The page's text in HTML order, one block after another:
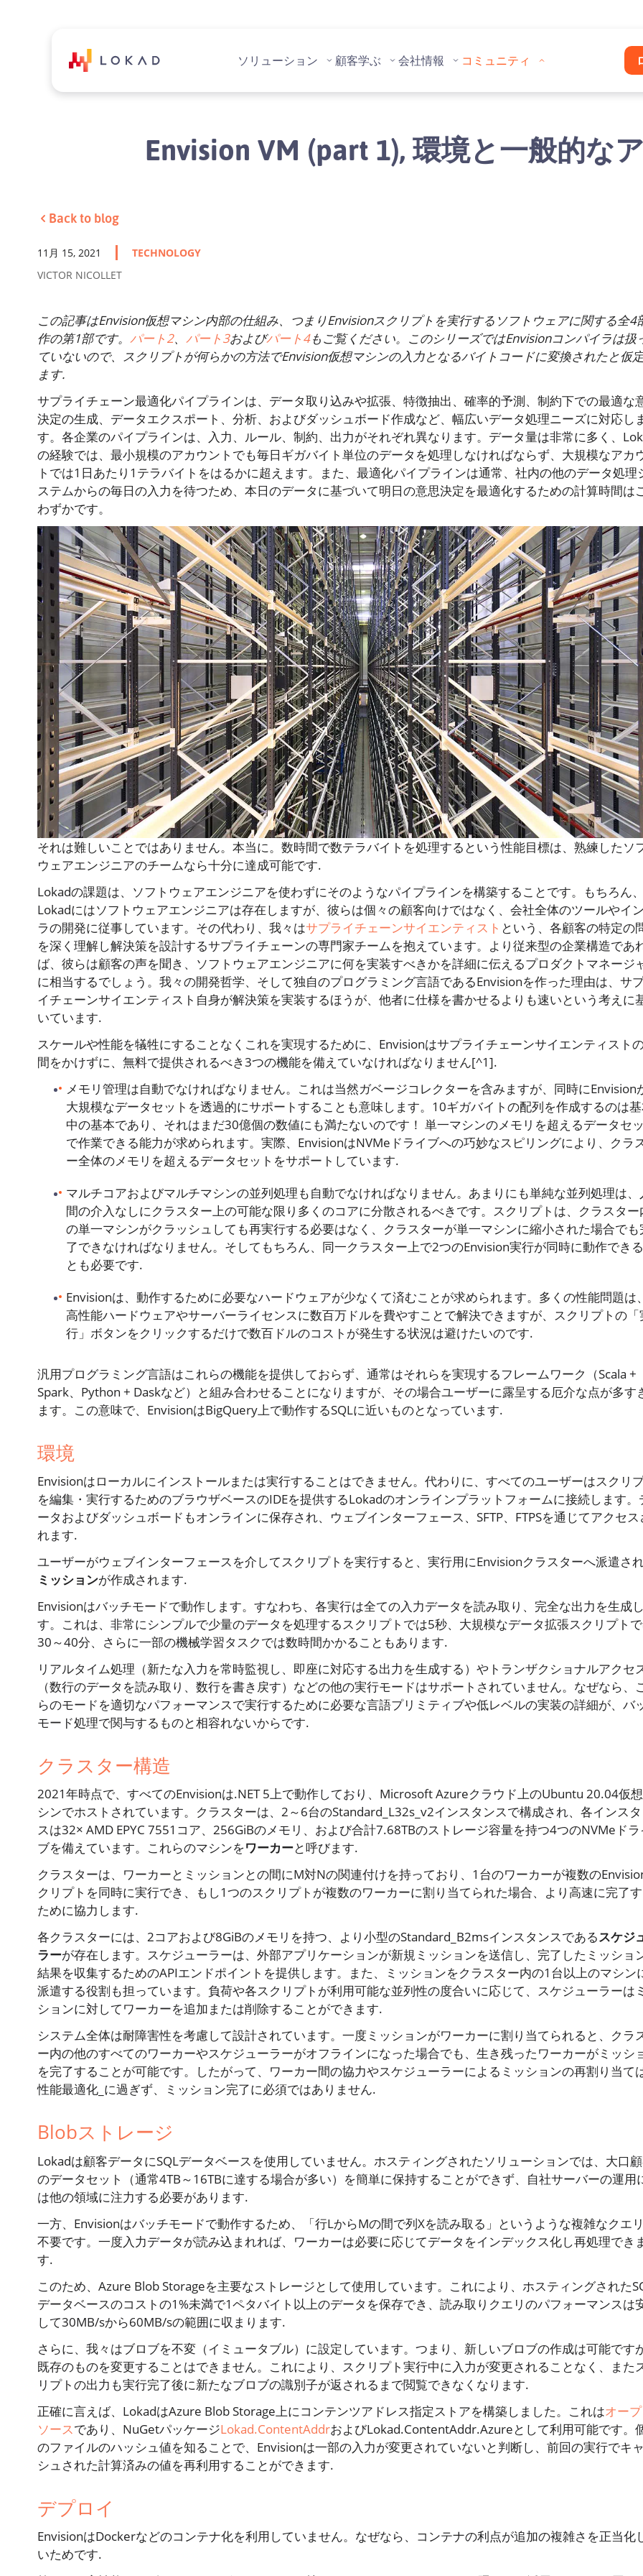
ソリューション 顧客学ぶ 会社情報 コミュニティ
Envision VM (part 1), 環境と一般的な
Back to blog
11月 15, 2021
TECHNOLOGY
VICTOR NICOLLET
この記事はEnvision仮想マシン内部の仕組み、つまりEnvisionスクリプトを実行するソフトウェアに関する全4
作の第1部です。 パート2、 パート3およびパート4もご覧ください。このシリーズではEnvisionコンパイラは扱
ていないので、スクリプトが何らかの方法でEnvision仮想マシンの入力となるバイトコードに変換されたと仮
ます.
サプライチェーン最適化パイプラインは、データ取り込みや拡張、特徴抽出、確率的予測、制約下での最適な
決定の生成、データエクスポート、分析、およびダッシュボード作成など、幅広いデータ処理ニーズに対応し
す。各企業のパイプラインは、入力、ルール、制約、出力がそれぞれ異なります。データ量は非常に多く、
の経験では、最小規模のアカウントでも毎日ギガバイト単位のデータを処理しなければならず、大規模なアカ
トでは1日あたり1テラバイトをはるかに超えます。また、最適化パイプラインは通常、社内の他のデータ処理
ステムからの毎日の入力を待つため、本日のデータに基づいて明日の意思決定を最適化するための計算時間は
わずかです。
それは難しいことではありません。本当に。数時間で数テラバイトを処理するという性能目標は、熟練したソ
ウェアエンジニアのチームなら十分に達成可能です.
Lokadの課題は、ソフトウェアエンジニアを使わずにそのようなパイプラインを構築することです。もちろん、
Lokadにはソフトウェアエンジニアは存在しますが、彼らは個々の顧客向けではなく、会社全体のツールやイ
ラの開発に従事しています。その代わり、我々はサプライチェーンサイエンティスト という、各顧客の特定の
を深く理解し解決策を設計するサプライチェーンの専門家チームを抱えています。より従来型の企業構造であ
ば、彼らは顧客の声を聞き、ソフトウェアエンジニアに何を実装すべきかを詳細に伝えるプロダクトマネージ
に相当するでしょう。我々の開発哲学、そして独自のプログラミング言語であるEnvisionを作った理由は、サ
イチェーンサイエンティスト自身が解決策を実装するほうが、他者に仕様を書かせるよりも速いという考えに
いています.
スケールや性能を犠牲にすることなくこれを実現するために、Envisionはサプライチェーンサイエンティスト
間をかけずに、無料で提供されるべき3つの機能を備えていなければなりません[^1].
メモリ管理は自動でなければなりません。これは当然ガベージコレクターを含みますが、同時にEnvision
大規模なデータセットを透過的にサポートすることも意味します。10ギガバイトの配列を作成するのは
中の基本であり、それはまだ30億個の数値にも満たないのです！ 単一マシンのメモリを超えるデータセ
で作業できる能力が求められます。実際、EnvisionはNVMeドライブへの巧妙なスピリングにより、クラ
ー全体のメモリを超えるデータセットをサポートしています.
マルチコアおよびマルチマシンの並列処理も自動でなければなりません。あまりにも単純な並列処理は、
間の介入なしにクラスター上の可能な限り多くのコアに分散されるべきです。スクリプトは、クラスター
の単一マシンがクラッシュしても再実行する必要はなく、クラスターが単一マシンに縮小された場合でも
了できなければなりません。そしてもちろん、同一クラスター上で2つのEnvision実行が同時に動作でき
とも必要です.
Envisionは、動作するために必要なハードウェアが少なくて済むことが求められます。多くの性能問題は、
高性能ハードウェアやサーバーライセンスに数百万ドルを費やすことで解決できますが、スクリプトの「
行」ボタンをクリックするだけで数百ドルのコストが発生する状況は避けたいのです.
汎用プログラミング言語はこれらの機能を提供しておらず、通常はそれらを実現するフレームワーク（Scala +
Spark、Python + Daskなど）と組み合わせることになりますが、その場合ユーザーに露呈する厄介な点が多す
ます。この意味で、EnvisionはBigQuery上で動作するSQLに近いものとなっています.
環境
Envisionはローカルにインストールまたは実行することはできません。代わりに、すべてのユーザーはスクリ
を編集・実行するためのブラウザベースのIDEを提供するLokadのオンラインプラットフォームに接続します。
ータおよびダッシュボードもオンラインに保存され、ウェブインターフェース、SFTP、FTPSを通じてアクセス
れます.
ユーザーがウェブインターフェースを介してスクリプトを実行すると、実行用にEnvisionクラスターへ派遣さ
ミッションが作成されます.
Envisionはバッチモードで動作します。すなわち、各実行は全ての入力データを読み取り、完全な出力を生成
す。これは、非常にシンプルで少量のデータを処理するスクリプトでは5秒、大規模なデータ拡張スクリプト
30～40分、さらに一部の機械学習タスクでは数時間かかることもあります.
リアルタイム処理（新たな入力を常時監視し、即座に対応する出力を生成する）やトランザクショナルアクセ
（数行のデータを読み取り、数行を書き戻す）などの他の実行モードはサポートされていません。なぜなら、
らのモードを適切なパフォーマンスで実行するために必要な言語プリミティブや低レベルの実装の詳細が、バ
モード処理で関与するものと相容れないからです.
クラスター構造
2021年時点で、すべてのEnvisionは.NET 5上で動作しており、Microsoft Azureクラウド上のUbuntu 20.04仮
シンでホストされています。クラスターは、2～6台のStandard_L32s_v2インスタンスで構成され、各インス
スは32× AMD EPYC 7551コア、256GiBのメモリ、および合計7.68TBのストレージ容量を持つ4つのNVMeドラ
ブを備えています。これらのマシンをワーカーと呼びます.
クラスターは、ワーカーとミッションとの間にM対Nの関連付けを持っており、1台のワーカーが複数の
クリプトを同時に実行でき、もし1つのスクリプトが複数のワーカーに割り当てられた場合、より高速に完了
ために協力します.
各クラスターには、2コアおよび8GiBのメモリを持つ、より小型のStandard_B2msインスタンスであるスケジ
ラーが存在します。スケジューラーは、外部アプリケーションが新規ミッションを送信し、完了したミッショ
結果を収集するためのAPIエンドポイントを提供します。また、ミッションをクラスター内の1台以上のマシン
派遣する役割も担っています。負荷や各スクリプトが利用可能な並列性の度合いに応じて、スケジューラーは
ションに対してワーカーを追加または削除することができます.
システム全体は耐障害性を考慮して設計されています。一度ミッションがワーカーに割り当てられると、クラ
ー内の他のすべてのワーカーやスケジューラーがオフラインになった場合でも、生き残ったワーカーがミッシ
を完了することが可能です。したがって、ワーカー間の協力やスケジューラーによるミッションの再割り当ては
性能最適化_に過ぎず、ミッション完了に必須ではありません.
Blobストレージ
Lokadは顧客データにSQLデータベースを使用していません。ホスティングされたソリューションでは、大口
のデータセット（通常4TB～16TBに達する場合が多い）を簡単に保持することができず、自社サーバーの運用
は他の領域に注力する必要があります.
一方、Envisionはバッチモードで動作するため、「行LからMの間で列Xを読み取る」というような複雑なクエ
不要です。一度入力データが読み込まれれば、ワーカーは必要に応じてデータをインデックス化し再処理でき
す.
このため、Azure Blob Storageを主要なストレージとして使用しています。これにより、ホスティングされた
データベースのコストの1%未満で1ペタバイト以上のデータを保存でき、読み取りクエリのパフォーマンスは
して30MB/sから60MB/sの範囲に収まります.
さらに、我々はブロブを不変（イミュータブル）に設定しています。つまり、新しいブロブの作成は可能ですが
既存のものを変更することはできません。これにより、スクリプト実行中に入力が変更されることなく、また
リプトの出力も実行完了後に新たなブロブの識別子が返されるまで閲覧できなくなります.
正確に言えば、LokadはAzure Blob Storage上にコンテンツアドレス指定ストアを構築しました。これはオー
ソースであり、NuGetパッケージLokad.ContentAddrおよびLokad.ContentAddr.Azureとして利用可能です。
のファイルのハッシュ値を知ることで、Envisionは一部の入力が変更されていないと判断し、前回の実行でキ
シュされた計算済みの値を再利用することができます.
デプロイ
EnvisionはDockerなどのコンテナ化を利用していません。なぜなら、コンテナの利点が追加の複雑さを正当化
いためです.